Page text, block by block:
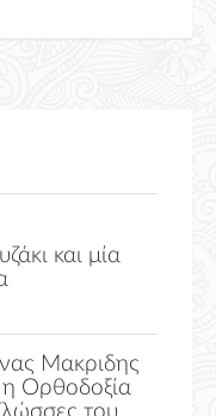
και μία
Μακριδης
η Ορθοδοξία